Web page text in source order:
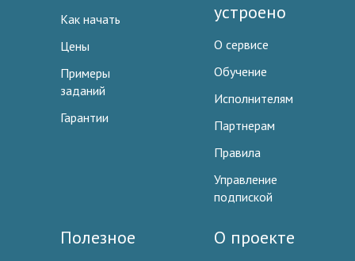
Как начать
Цены
Примеры
заданий
Гарантии
устроено
О сервисе
Обучение
Исполнителям
Партнерам
Правила
Управление
подпиской
Полезное О проекте